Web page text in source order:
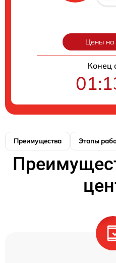
Цены на
Конец
Преимущества Этапы